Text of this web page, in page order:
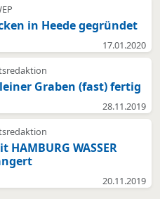
in Heede gegründet
17.01.2020
Graben (fast) fertig
28.11.2019
WASSER
20.11.2019